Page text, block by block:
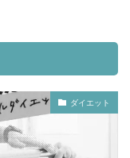
ダイエット